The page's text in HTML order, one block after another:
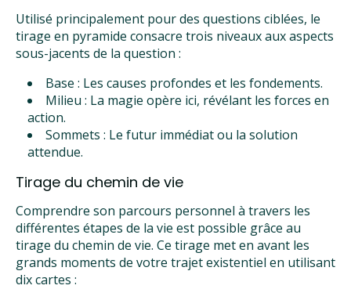
Utilisé principalement pour des questions ciblées, le
tirage en pyramide consacre trois niveaux aux aspects
sous-jacents de la question :
Base : Les causes profondes et les fondements.
Milieu : La magie opère ici, révélant les forces en
action.
Sommets : Le futur immédiat ou la solution
attendue.
Tirage du chemin de vie
Comprendre son parcours personnel à travers les
différentes étapes de la vie est possible grâce au
tirage du chemin de vie. Ce tirage met en avant les
grands moments de votre trajet existentiel en utilisant
dix cartes :